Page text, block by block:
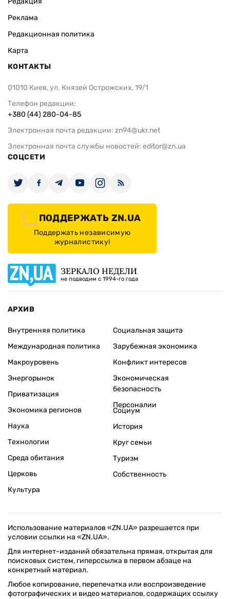
Реклама
Редакционная политика
Карта
КОНТАКТЫ
01010 Киев, ул. Князей Острожских, 19/1
Телефон редакции:
+380 (44) 280-04-85
Электронная почта редакции: zn94@ukr.net
Электронная почта службы новостей: editor@zn.ua
СОЦСЕТИ
ПОДДЕРЖАТЬ ZN.UA
Поддержать независимую
журналистику!
ЗЕРКАЛО НЕДЕЛИ
не подводим с 1994-го года
АРХИВ
Внутренняя политика
Международная политика
Макроуровень
Энергорынок
Приватизация
Экономика регионов
Социальная защита
Зарубежная экономика
Конфликт интересов
Экономическая
безопасность
Персоналии
Наука
Технологии
Среда обитания
Церковь
Культура
Социум
История
Круг семьи
Туризм
Собственность
Использование материалов «ZN.UA» разрешается при
условии ссылки на «ZN.UA».
Для интернет-изданий обязательна прямая, открытая для
поисковых систем, гиперссылка в первом абзаце на
конкретный материал.
Любое копирование, перепечатка или воспроизведение
фотографических и видео материалов, содержащих ссылку